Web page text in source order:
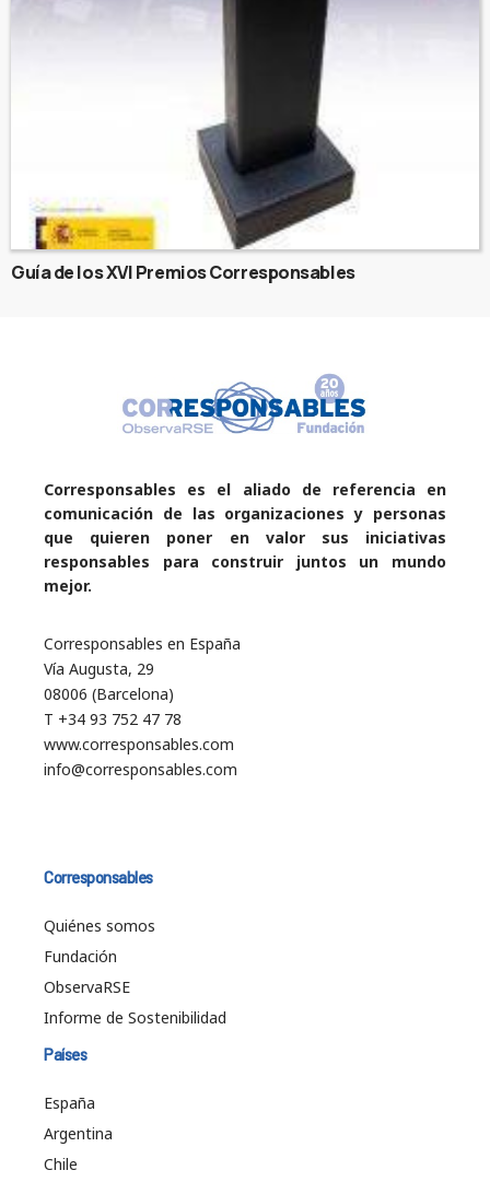
Guía de los XVI Premios Corresponsables
Corresponsables es el aliado de referencia en
comunicación de las organizaciones y personas
que quieren poner en valor sus iniciativas
responsables para construir juntos un mundo
mejor.
Corresponsables en España
Vía Augusta, 29
08006 (Barcelona)
T +34 93 752 47 78
www.corresponsables.com
info@corresponsables.com
Corresponsables
Quiénes somos
Fundación
ObservaRSE
Informe de Sostenibilidad
Países
España
Argentina
Chile